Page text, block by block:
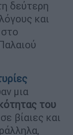
δεύτερη
και
μια
του
βίαιες και